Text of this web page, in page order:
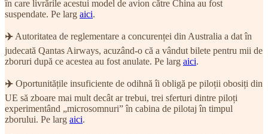
în care livrările acestui model de avion către China au fost
suspendate. Pe larg aici.
✈️Autoritatea de reglementare a concurenței din Australia a dat în
judecată Qantas Airways, acuzând-o că a vândut bilete pentru mii de
zboruri după ce acestea au fost anulate. Pe larg aici.
✈️ Oportunitățile insuficiente de odihnă îi obligă pe piloții obosiți din
UE să zboare mai mult decât ar trebui, trei sferturi dintre piloți
experimentând „microsomnuri” în cabina de pilotaj în timpul
zborului. Pe larg aici.